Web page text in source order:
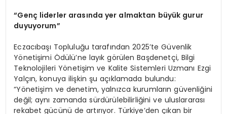
“Genç liderler arasında yer almaktan büyük gurur
duyuyorum”
Eczacıbaşı Topluluğu tarafından 2025’te Güvenlik
Yönetişimi Ödülü’ne layık görülen Başdenetçi, Bilgi
Teknolojileri Yönetişim ve Kalite Sistemleri Uzmanı Ezgi
Yalçın, konuya ilişkin şu açıklamada bulundu:
“Yönetişim ve denetim, yalnızca kurumların güvenliğini
değil; aynı zamanda sürdürülebilirliğini ve uluslararası
rekabet gücünü de artırıyor. Türkiye’den çıkan bir